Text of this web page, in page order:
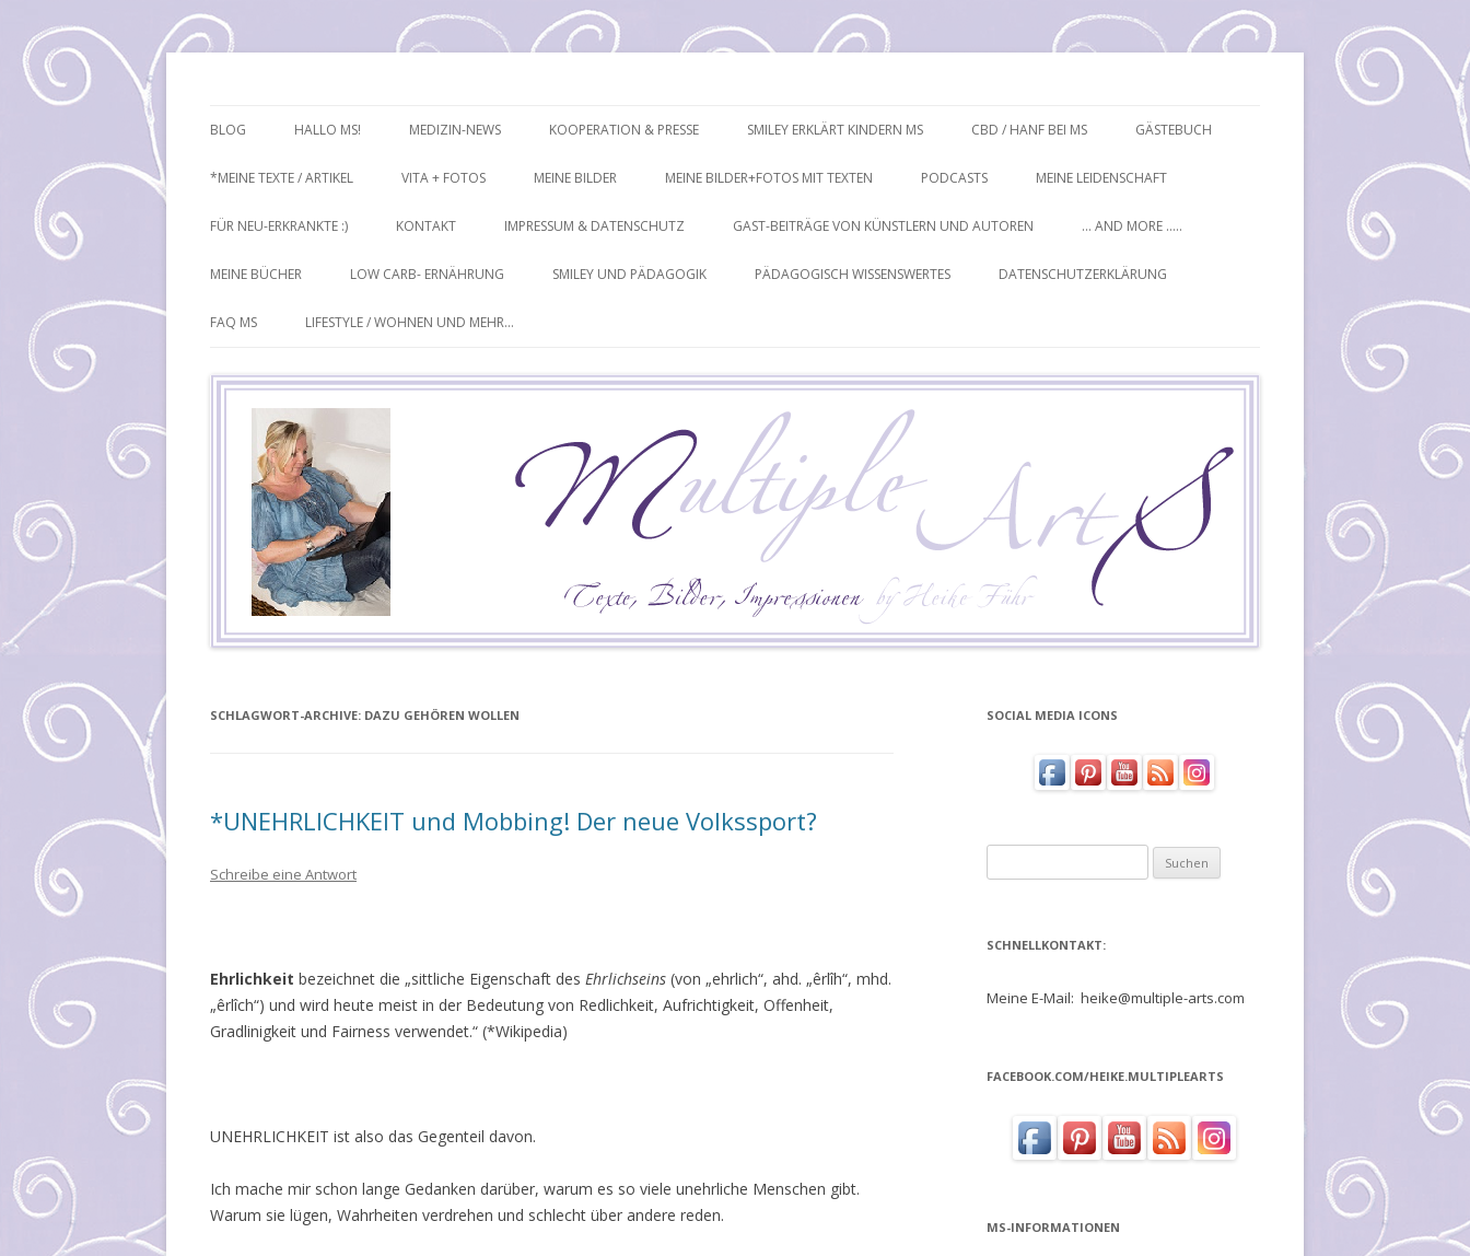
zum
BLOG HALLO MS! MEDIZIN-NEWS KOOPERATION & PRESSE SMILEY ERKLÄRT KINDERN MS CBD / HANF BEI MS GÄSTEBUCH
*MEINE TEXTE / ARTIKEL VITA + FOTOS MEINE BILDER MEINE BILDER+FOTOS MIT TEXTEN PODCASTS MEINE LEIDENSCHAFT
FÜR NEU-ERKRANKTE :) KONTAKT IMPRESSUM & DATENSCHUTZ GAST-BEITRÄGE VON KÜNSTLERN UND AUTOREN … AND MORE …..
MEINE BÜCHER LOW CARB- ERNÄHRUNG SMILEY UND PÄDAGOGIK PÄDAGOGISCH WISSENSWERTES DATENSCHUTZERKLÄRUNG
FAQ MS LIFESTYLE / WOHNEN UND MEHR…
SCHLAGWORT-ARCHIVE: DAZU GEHÖREN WOLLEN
*UNEHRLICHKEIT und Mobbing! Der neue Volkssport?
Schreibe eine Antwort
Ehrlichkeit bezeichnet die „sittliche Eigenschaft des Ehrlichseins (von „ehrlich“, ahd. „êrlîh“, mhd.
„êrlîch“) und wird heute meist in der Bedeutung von Redlichkeit, Aufrichtigkeit, Offenheit,
Gradlinigkeit und Fairness verwendet.“ (*Wikipedia)
UNEHRLICHKEIT ist also das Gegenteil davon.
Ich mache mir schon lange Gedanken darüber, warum es so viele unehrliche Menschen gibt.
Warum sie lügen, Wahrheiten verdrehen und schlecht über andere reden.
SOCIAL MEDIA ICONS
nach:
SCHNELLKONTAKT:
Meine E-Mail: heike@multiple-arts.com
FACEBOOK.COM/HEIKE.MULTIPLEARTS
MS-INFORMATIONEN